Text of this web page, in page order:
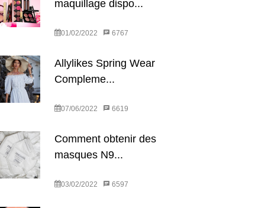
maquillage dispo...
01/02/2022 6767
Allylikes Spring Wear
Compleme...
07/06/2022 6619
Comment obtenir des
masques N9...
03/02/2022 6597